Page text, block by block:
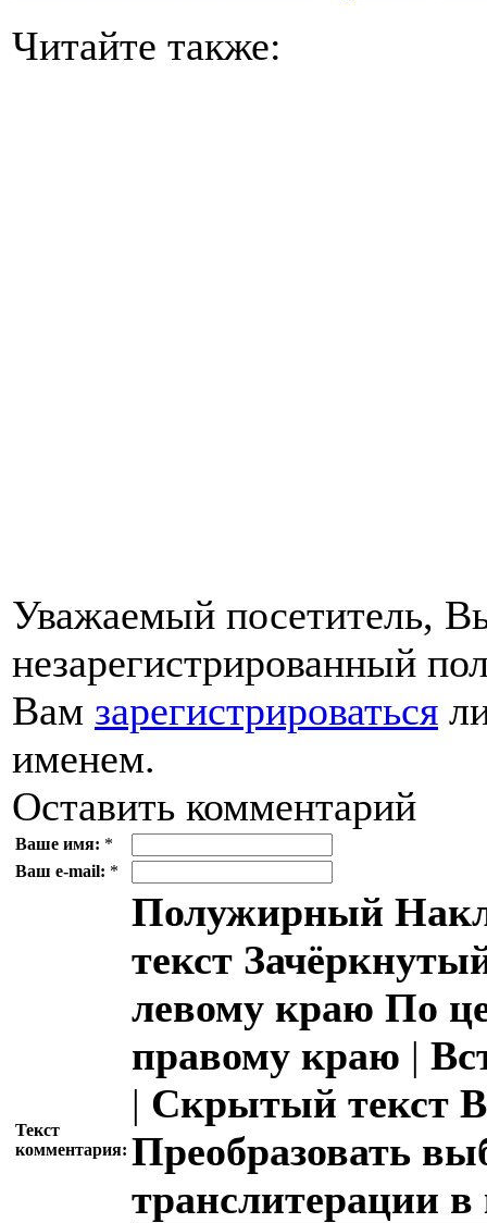
Читайте также:
Уважаемый посетитель,
незарегистрированный
Вам зарегистрироваться
именем.
Оставить комментарий
Ваше имя: *
Ваш e-mail: *
Текст
комментария:
Полужирный
текст
левому краю По
правому краю |
| Скрытый текст
Преобразовать
транслитерации